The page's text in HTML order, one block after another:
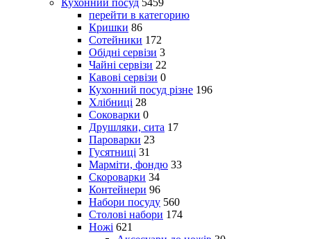
Кухонний посуд 5459
перейти в категорию
Кришки 86
Сотейники 172
Обідні сервізи 3
Чайні сервізи 22
Кавові сервізи 0
Кухонний посуд різне 196
Хлібниці 28
Соковарки 0
Друшляки, сита 17
Пароварки 23
Гусятниці 31
Марміти, фондю 33
Скороварки 34
Контейнери 96
Набори посуду 560
Столові набори 174
Ножі 621